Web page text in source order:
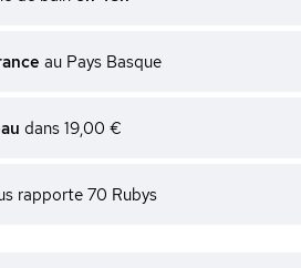
au Pays Basque
dans 19,00 €
rapporte 70 Rubys